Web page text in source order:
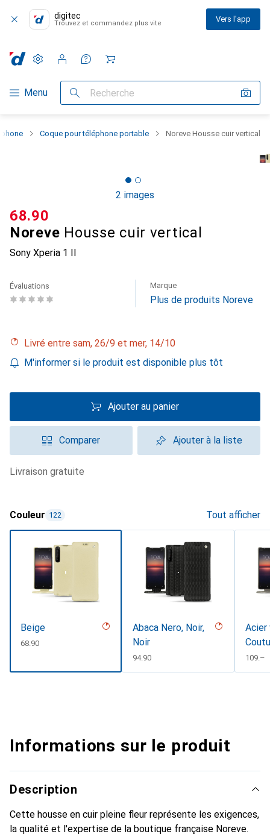
digitec
Trouvez et commandez plus vite Vers l'app
Navigation par catégorie
Menu Recherche
Paramètres
Compte client
Listes de comparaison
Listes d'envies
Panier
Coque pour téléphone portable Noreve Housse cuir vertical
2 images
Noreve Housse cuir vertical
Sony Xperia 1 II
CHF
68.90
Évaluations Marque
Plus de produits Noreve
Livré entre sam, 26/9 et mer, 14/10
M'informer si le produit est disponible plus tôt
Ajouter au panier
Comparer Ajouter à la liste
livraison gratuite
Couleur 122 Tout afficher
Beige
CHF
68.90
Abaca Nero, Noir,
Noir
CHF
94.90
Acier
CHF
109.–
Informations sur le produit
Description
Cette housse en cuir pleine fleur représente les exigences,
la qualité et l'expertise de la boutique française Noreve.